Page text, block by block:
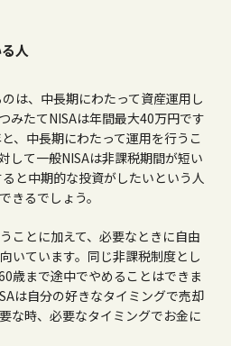
人
は、中長期にわたって資産運用し
みたてNISAは年間最大40万円です
、中長期にわたって運用を行うこ
して一般NISAは非課税期間が短い
と中期的な投資がしたいという人
きるでしょう。
ことに加えて、必要なときに自由
いています。同じ非課税制度とし
歳まで途中でやめることはできま
は自分の好きなタイミングで売却
な時、必要なタイミングでお金に